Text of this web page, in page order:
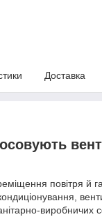
Доставка
повітря й
виробничих